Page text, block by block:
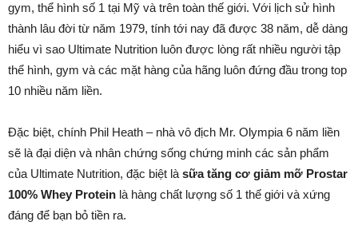
gym, thể hình số 1 tại Mỹ và trên toàn thế giới. Với lịch sử hình
thành lâu đời từ năm 1979, tính tới nay đã được 38 năm, dễ dàng
hiểu vì sao Ultimate Nutrition luôn được lòng rất nhiều người tập
thể hình, gym và các mặt hàng của hãng luôn đứng đầu trong top
10 nhiều năm liền.
Đặc biệt, chính Phil Heath – nhà vô địch Mr. Olympia 6 năm liền
sẽ là đại diện và nhân chứng sống chứng minh các sản phẩm
của Ultimate Nutrition, đặc biệt là sữa tăng cơ giảm mỡ Prostar
100% Whey Protein là hàng chất lượng số 1 thế giới và xứng
đáng để bạn bỏ tiền ra.